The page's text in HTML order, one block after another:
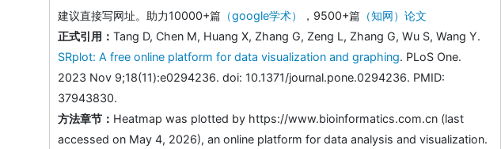
建议直接写网址。助力10000+篇（google学术） ，9500+篇（知网）论文
正式引用： Tang D, Chen M, Huang X, Zhang G, Zeng L, Zhang G, Wu S, Wang Y.
SRplot: A free online platform for data visualization and graphing. PLoS One.
2023 Nov 9;18(11):e0294236. doi: 10.1371/journal.pone.0294236. PMID:
37943830.
方法章节： Heatmap was plotted by https://www.bioinformatics.com.cn (last
accessed on May 4, 2026), an online platform for data analysis and visualization.